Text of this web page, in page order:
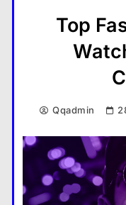
Top
Qqadmin